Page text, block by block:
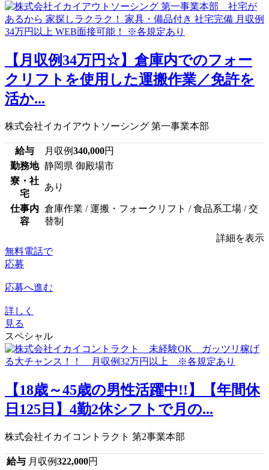
【月収例34万円☆】倉庫内でのフォー
クリフトを使用した運搬作業／免許を
活か...
株式会社イカイアウトソーシング 第一事業本部
給与 月収例340,000円
勤務地 静岡県 御殿場市
寮・社
宅
あり
仕事内
容
倉庫作業 / 運搬・フォークリフト / 食品系工場 / 交
替制
詳細を表示
無料電話で
応募
応募へ進む
詳しく
見る
スペシャル
【18歳～45歳の男性活躍中!!】【年間休
日125日】4勤2休シフトで月の...
株式会社イカイコントラクト 第2事業本部
給与 月収例322,000円